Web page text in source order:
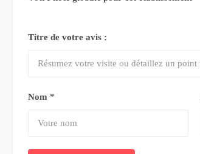
Nom *
Titre de votre avis :